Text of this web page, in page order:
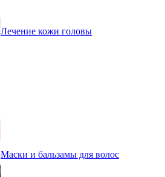
Лечение кожи головы
Маски и бальзамы для волос